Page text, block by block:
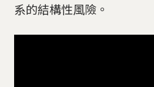
系的結構性風險。